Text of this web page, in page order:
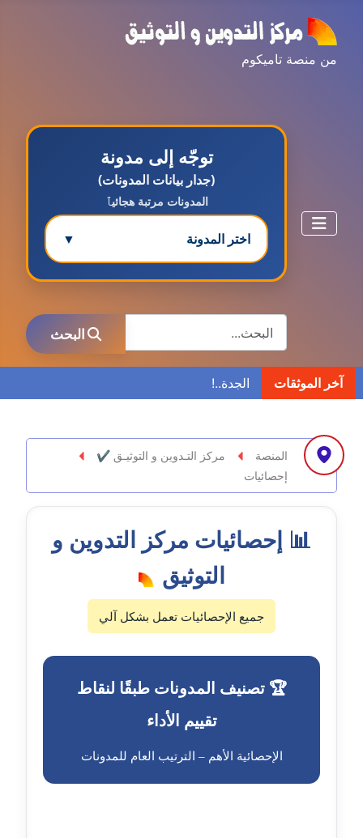
من منصة تاميكوم
توجّه إلى مدونة
(جدار بيانات المدونات)
المدونات مرتبة هجائيٱ
اختر المدونة ▼
مدونة ابراهيم البراعم
عاملة
مدونة احمد ابراهيم
عاملة
مدونة أحمد أبو الدهب
مدونة احمد البحيري
عاملة
عاملة
مدونة احمد الحسيني
مدونة احمد زكريا
البحث
البحث
آخر الموثقات
المنصة
مركز التـدوين و التوثيـق ✔
إحصائيات
📊 إحصائيات مركز التدوين و
التوثيق
جميع الإحصائيات تعمل بشكل آلي
🏆 تصنيف المدونات طبقًا لنقاط
تقييم الأداء
الإحصائية الأهم – الترتيب العام للمدونات